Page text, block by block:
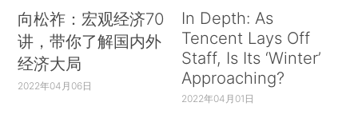
向松祚：宏观经济70
讲，带你了解国内外
经济大局
2022年04月06日
In Depth: As
Tencent Lays Off
Staff, Is Its ‘Winter’
Approaching?
2022年04月01日